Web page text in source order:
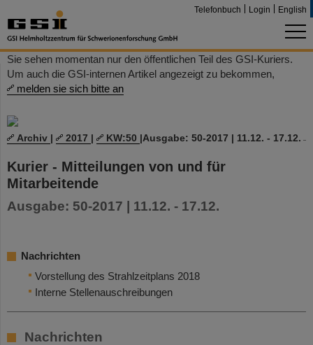
Telefonbuch Login English
Sie sehen momentan nur den öffentlichen Teil des GSI-Kuriers.
Um auch die GSI-internen Artikel angezeigt zu bekommen,
melden sie sich bitte an
Archiv | 2017 | KW:50 |Ausgabe: 50-2017 | 11.12. - 17.12.
Kurier - Mitteilungen von und für
Mitarbeitende
Ausgabe: 50-2017 | 11.12. - 17.12.
Nachrichten
Vorstellung des Strahlzeitplans 2018
Interne Stellenauschreibungen
Nachrichten